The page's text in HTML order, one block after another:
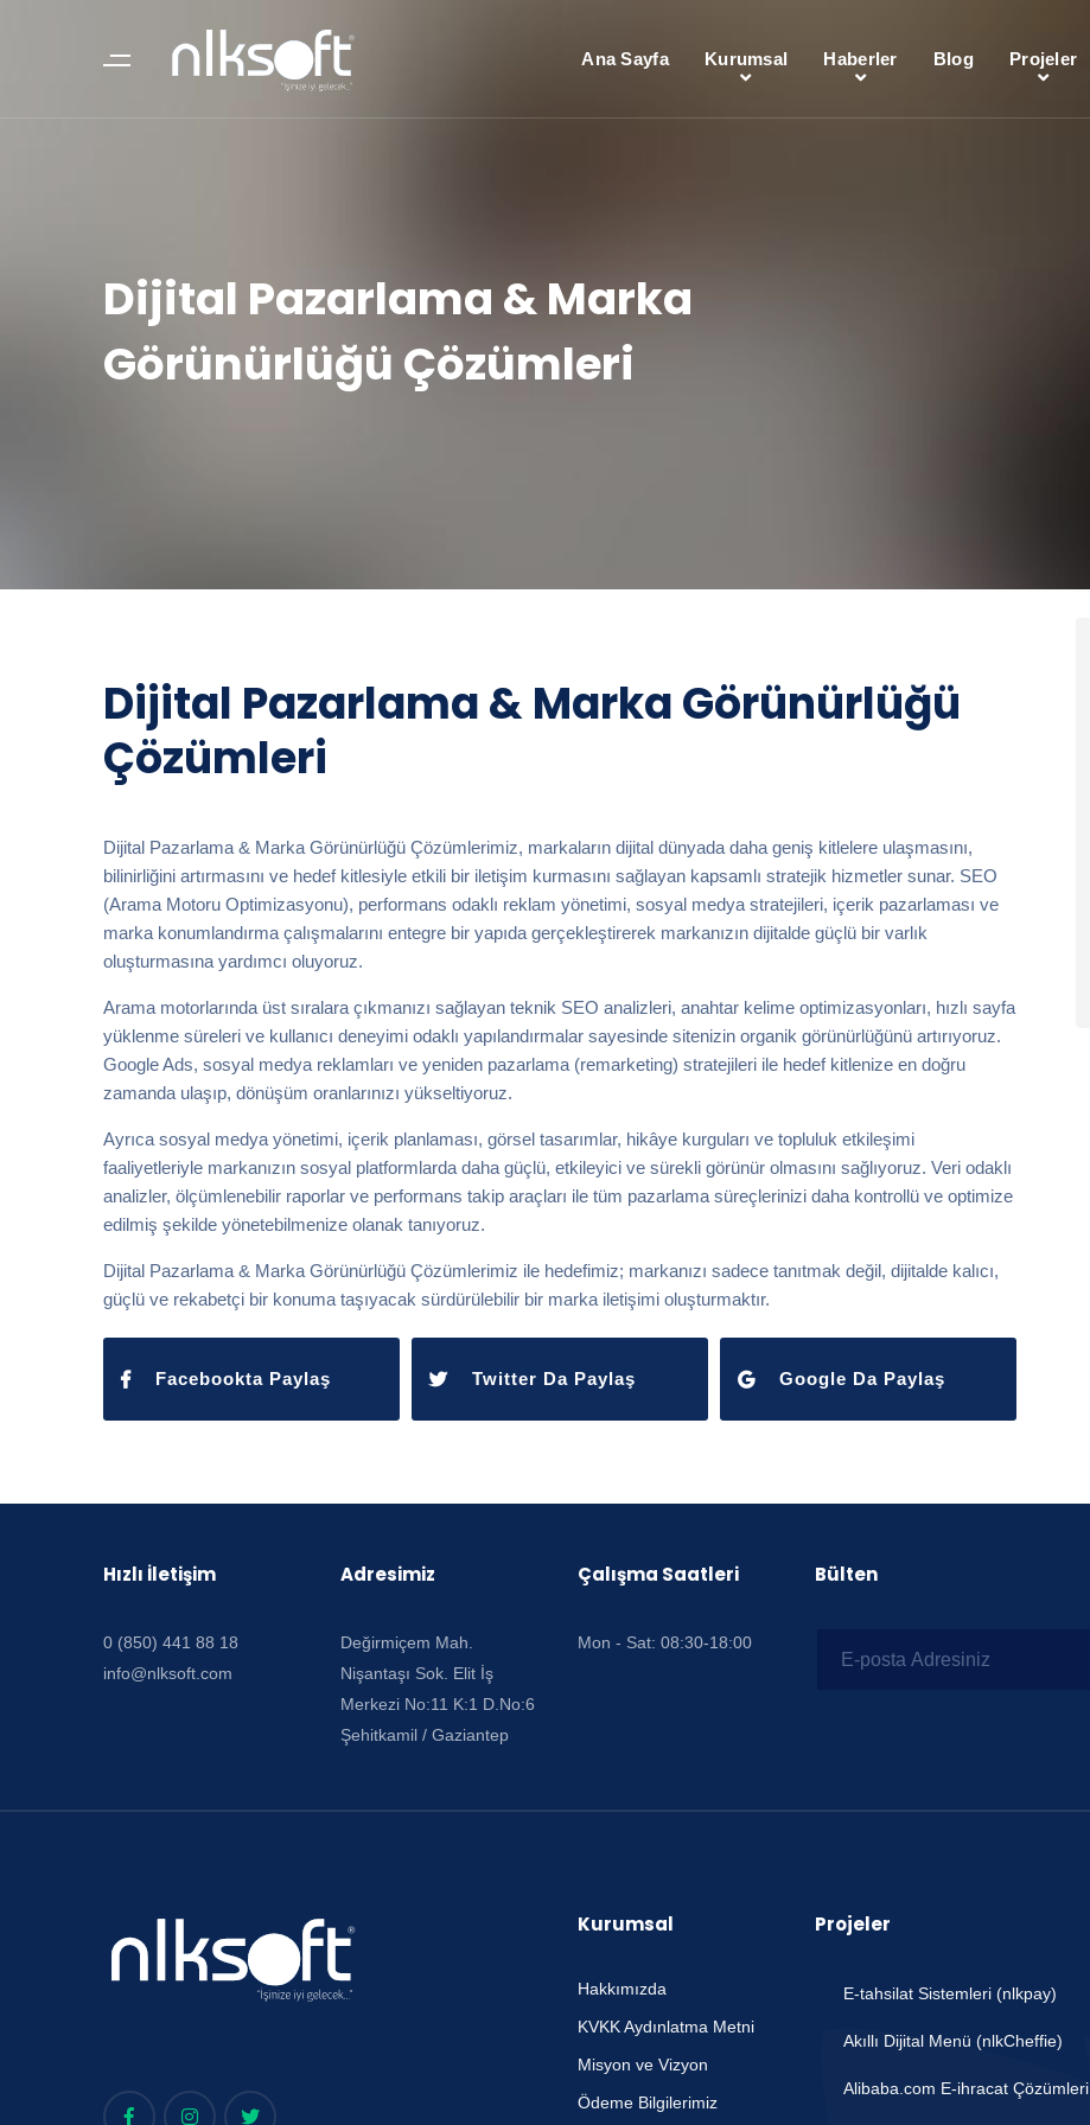
Ana Sayfa Kurumsal Haberler Blog Projeler
Dijital Pazarlama & Marka
Görünürlüğü Çözümleri
Dijital Pazarlama & Marka Görünürlüğü
Çözümleri
Dijital Pazarlama & Marka Görünürlüğü Çözümlerimiz, markaların dijital dünyada daha geniş kitlelere ulaşmasını,
bilinirliğini artırmasını ve hedef kitlesiyle etkili bir iletişim kurmasını sağlayan kapsamlı stratejik hizmetler sunar. SEO
(Arama Motoru Optimizasyonu), performans odaklı reklam yönetimi, sosyal medya stratejileri, içerik pazarlaması ve
marka konumlandırma çalışmalarını entegre bir yapıda gerçekleştirerek markanızın dijitalde güçlü bir varlık
oluşturmasına yardımcı oluyoruz.
Arama motorlarında üst sıralara çıkmanızı sağlayan teknik SEO analizleri, anahtar kelime optimizasyonları, hızlı sayfa
yüklenme süreleri ve kullanıcı deneyimi odaklı yapılandırmalar sayesinde sitenizin organik görünürlüğünü artırıyoruz.
Google Ads, sosyal medya reklamları ve yeniden pazarlama (remarketing) stratejileri ile hedef kitlenize en doğru
zamanda ulaşıp, dönüşüm oranlarınızı yükseltiyoruz.
Ayrıca sosyal medya yönetimi, içerik planlaması, görsel tasarımlar, hikâye kurguları ve topluluk etkileşimi
faaliyetleriyle markanızın sosyal platformlarda daha güçlü, etkileyici ve sürekli görünür olmasını sağlıyoruz. Veri odaklı
analizler, ölçümlenebilir raporlar ve performans takip araçları ile tüm pazarlama süreçlerinizi daha kontrollü ve optimize
edilmiş şekilde yönetebilmenize olanak tanıyoruz.
Dijital Pazarlama & Marka Görünürlüğü Çözümlerimiz ile hedefimiz; markanızı sadece tanıtmak değil, dijitalde kalıcı,
güçlü ve rekabetçi bir konuma taşıyacak sürdürülebilir bir marka iletişimi oluşturmaktır.
Facebookta Paylaş Twitter Da Paylaş Google Da Paylaş
Hızlı İletişim
0 (850) 441 88 18
info@nlksoft.com
Adresimiz
Değirmiçem Mah.
Nişantaşı Sok. Elit İş
Merkezi No:11 K:1 D.No:6
Şehitkamil / Gaziantep
Çalışma Saatleri
Mon - Sat: 08:30-18:00
Bülten
Kurumsal
Hakkımızda
KVKK Aydınlatma Metni
Misyon ve Vizyon
Ödeme Bilgilerimiz
Projeler
E-tahsilat Sistemleri (nlkpay)
Akıllı Dijital Menü (nlkCheffie)
Alibaba.com E-ihracat Çözümleri